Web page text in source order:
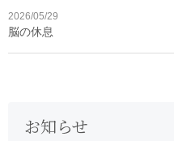
2026/05/29
脳の休息
お知らせ